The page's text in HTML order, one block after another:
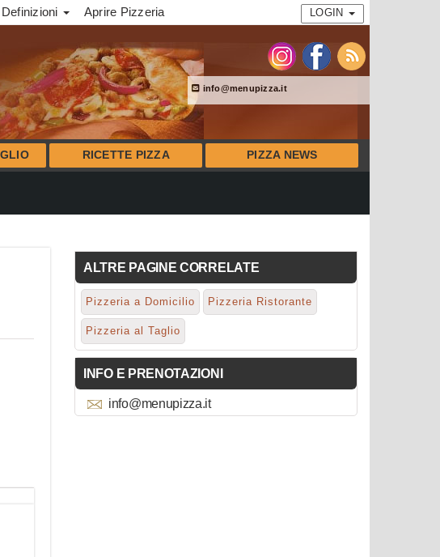
Definizioni Aprire Pizzeria LOGIN
info@menupizza.it
RICETTE PIZZA PIZZA NEWS
ALTRE PAGINE CORRELATE
Pizzeria a Domicilio Pizzeria Ristorante
Pizzeria al Taglio
INFO E PRENOTAZIONI
info@menupizza.it